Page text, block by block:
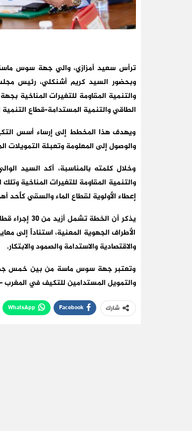
وبحضور السيد كريم أشنكلي، رئيس
والتنمية المقاومة للتغيرات المناخية
الطاقي والتنمية المستدامة-قطاع
ويهدف هذا المخطط إلى إرساء أسس
والوصول إلى المعلومة وتعبئة التمويلات
وخلال كلمته بالمناسبة، أكد السيد
والتنمية المقاومة للتغيرات المناخية
إعطاء الأولوية لقطاع الماء والسقي كأحد
يذكر أن
الأطراف الجهوية المعنية، استناداً إلى
والاقتصادية والاستدامة والصمود والابتكار.
وتعتبر جهة سوس ماسة من بين خمس
والتمويل المستدامين للتكيف في المغرب
شارك Facebook
WhatsApp